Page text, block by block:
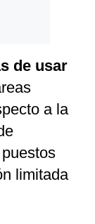
de usar
a la
limitada